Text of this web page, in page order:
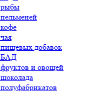
рыбы
пельменей
кофе
чая
пищевых добавок
БАД
фруктов и овощей
шоколада
полуфабрикатов